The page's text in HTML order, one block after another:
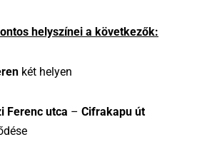
helyszínei a következők:
két helyen
Ferenc utca – Cifrakapu út